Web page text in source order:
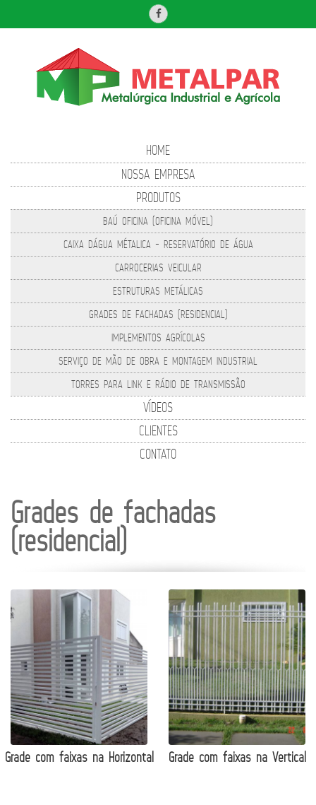
HOME
NOSSA EMPRESA
PRODUTOS
BAÚ OFICINA (OFICINA MÓVEL)
CAIXA DÁGUA MÉTALICA - RESERVATÓRIO DE ÁGUA
CARROCERIAS VEICULAR
ESTRUTURAS METÁLICAS
GRADES DE FACHADAS (RESIDENCIAL)
IMPLEMENTOS AGRÍCOLAS
SERVIÇO DE MÃO DE OBRA E MONTAGEM INDUSTRIAL
TORRES PARA LINK E RÁDIO DE TRANSMISSÃO
VÍDEOS
CLIENTES
CONTATO
Grades de fachadas
(residencial)
Grade com faixas na Horizontal Grade com faixas na Vertical